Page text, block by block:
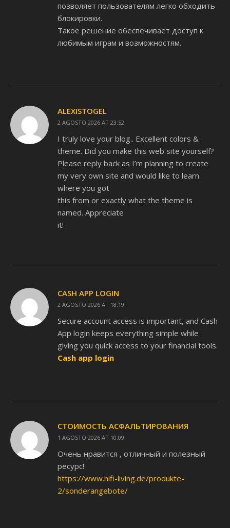
позволяет пользователям легко обходить
блокировки.
Такое решение обеспечивает доступ к
любимым играм и возможностям.
ALEXISTOGEL
2 AGOSTO 2026 AT 23:52
I truly love your blog.. Excellent colors &
theme. Did you make this web site yourself?
Please reply back as I’m planning to create
my very own site and would like to learn
where you got
this from or exactly what the theme is
named. Appreciate
it!
CASH APP LOGIN
2 AGOSTO 2026 AT 18:19
Secure account access is important, and Cash
App login keeps everything simple while
giving you quick access to your financial tools.
Cash app login
СТОИМОСТЬ АСФАЛЬТИРОВАНИЯ
1 AGOSTO 2026 AT 10:09
Очень нравится , отличный и полезный
ресурс!
https://www.hifi-living.de/produkte-
2/sonderangebote/